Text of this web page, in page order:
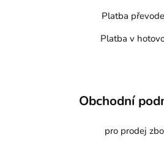
Platba
Platba v
Obchodní
pro prodej